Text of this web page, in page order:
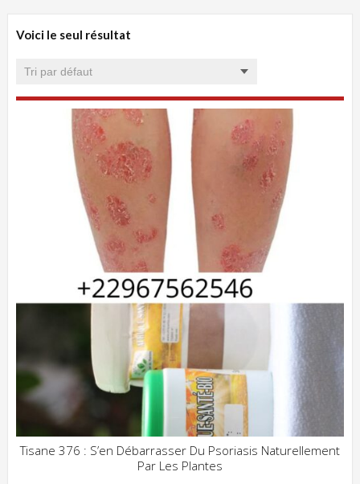
Voici le seul résultat
Tisane 376 : S’en Débarrasser Du Psoriasis Naturellement
Par Les Plantes